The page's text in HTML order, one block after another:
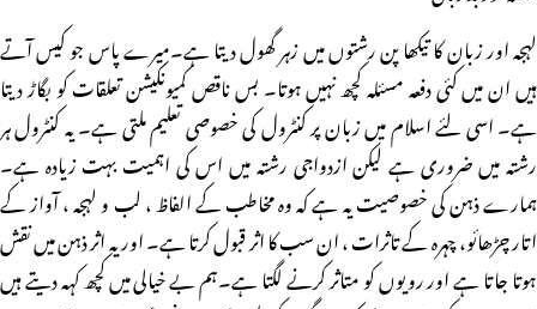
لہجہ اور زبان کا تیکھا پن رشتوں میں زہر گھول دیتا ہے۔میرے پاس جو کیس آتے
ہیں ان میں کئی دفعہ مسئلہ کچھ نہیں ہوتا۔ بس ناقص کمیونکیشن تعلقات کو بگاڑ دیتا
ہے۔ اسی لئے اسلام میں زبان پر کنٹرول کی خصوصی تعلیم ملتی ہے۔ یہ کنٹرول ہر
رشتہ میں ضروری ہے لیکن ازدواجی رشتہ میں اس کی اہمیت بہت زیادہ ہے۔
ہمارے ذہن کی خصوصیت یہ ہے کہ وہ مخاطب کے الفاظ ، لب و لہجہ ، آواز کے
اتار چڑھائو، چہرہ کے تاثرات ، ان سب کا اثر قبول کرتا ہے۔ اور یہ اثر ذہن میں نقش
ہوتا جاتا ہے اور رویوں کو متاثر کرنے لگتا ہے۔ہم بے خیالی میں کچھ کہہ دیتے ہیں